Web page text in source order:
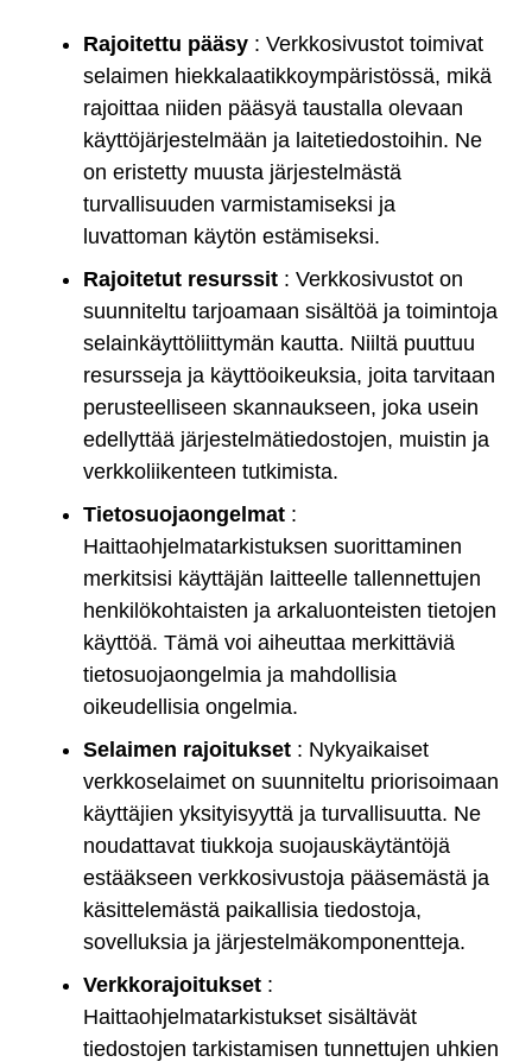
Rajoitettu pääsy : Verkkosivustot toimivat
selaimen hiekkalaatikkoympäristössä, mikä
rajoittaa niiden pääsyä taustalla olevaan
käyttöjärjestelmään ja laitetiedostoihin. Ne
on eristetty muusta järjestelmästä
turvallisuuden varmistamiseksi ja
luvattoman käytön estämiseksi.
Rajoitetut resurssit : Verkkosivustot on
suunniteltu tarjoamaan sisältöä ja toimintoja
selainkäyttöliittymän kautta. Niiltä puuttuu
resursseja ja käyttöoikeuksia, joita tarvitaan
perusteelliseen skannaukseen, joka usein
edellyttää järjestelmätiedostojen, muistin ja
verkkoliikenteen tutkimista.
Tietosuojaongelmat :
Haittaohjelmatarkistuksen suorittaminen
merkitsisi käyttäjän laitteelle tallennettujen
henkilökohtaisten ja arkaluonteisten tietojen
käyttöä. Tämä voi aiheuttaa merkittäviä
tietosuojaongelmia ja mahdollisia
oikeudellisia ongelmia.
Selaimen rajoitukset : Nykyaikaiset
verkkoselaimet on suunniteltu priorisoimaan
käyttäjien yksityisyyttä ja turvallisuutta. Ne
noudattavat tiukkoja suojauskäytäntöjä
estääkseen verkkosivustoja pääsemästä ja
käsittelemästä paikallisia tiedostoja,
sovelluksia ja järjestelmäkomponentteja.
Verkkorajoitukset :
Haittaohjelmatarkistukset sisältävät
tiedostojen tarkistamisen tunnettujen uhkien